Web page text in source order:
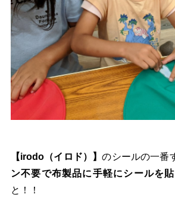
【irodo（イロド）】のシールの一番
ン不要で布製品に手軽にシールを
と！！